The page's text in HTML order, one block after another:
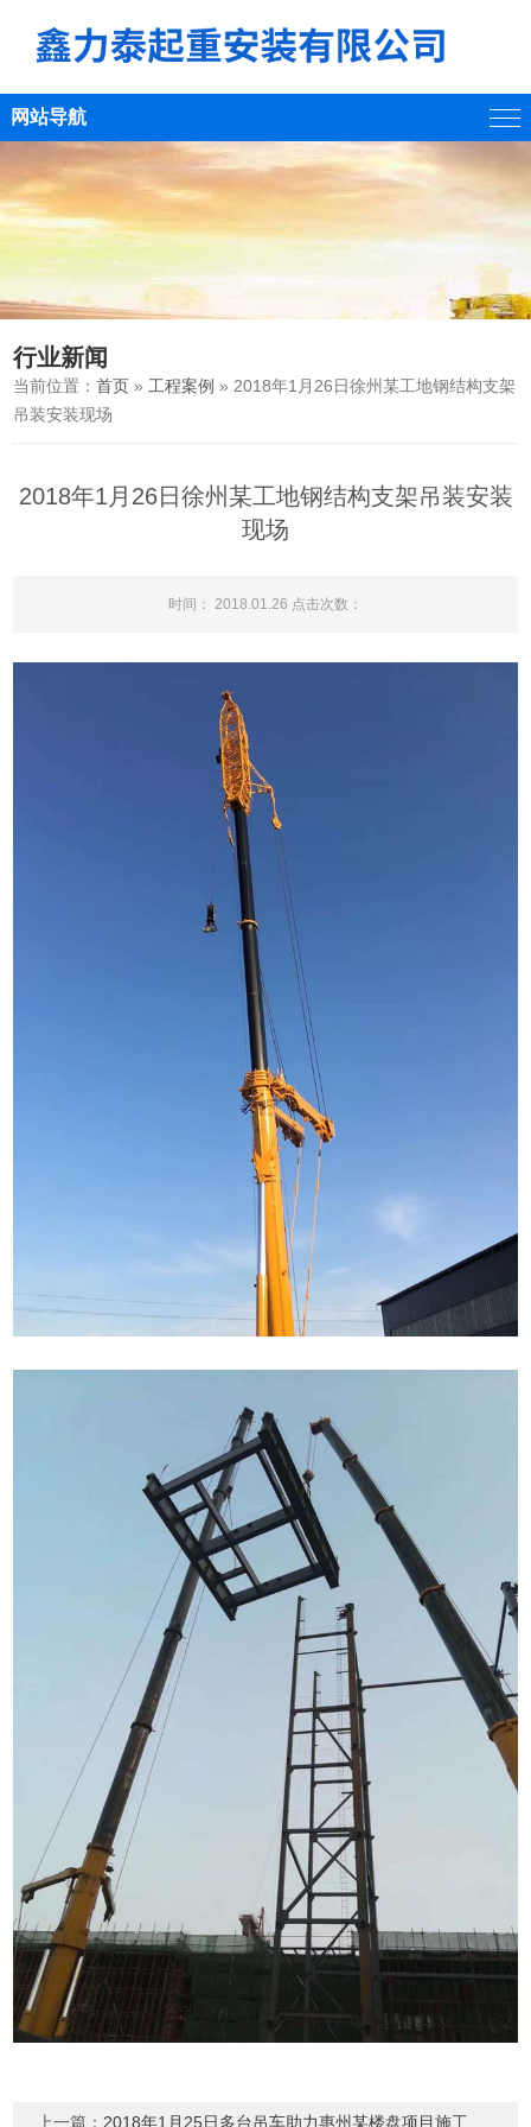
网站导航
行业新闻
当前位置：首页 »工程案例 » 2018年1月26日徐州某工地钢结构支架
吊装安装现场
2018年1月26日徐州某工地钢结构支架吊装安装
现场
时间： 2018.01.26 点击次数：
上一篇： 2018年1月25日多台吊车助力惠州某楼盘项目施工现场